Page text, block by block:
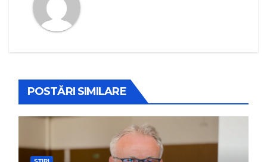
POSTĂRI SIMILARE